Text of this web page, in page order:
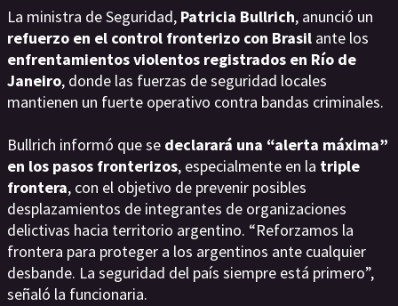
La ministra de Seguridad, Patricia Bullrich, anunció un
refuerzo en el control fronterizo con Brasil ante los
enfrentamientos violentos registrados en Río de
Janeiro, donde las fuerzas de seguridad locales
mantienen un fuerte operativo contra bandas criminales.
Bullrich informó que se declarará una “alerta máxima”
en los pasos fronterizos, especialmente en la triple
frontera, con el objetivo de prevenir posibles
desplazamientos de integrantes de organizaciones
delictivas hacia territorio argentino. “Reforzamos la
frontera para proteger a los argentinos ante cualquier
desbande. La seguridad del país siempre está primero”,
señaló la funcionaria.